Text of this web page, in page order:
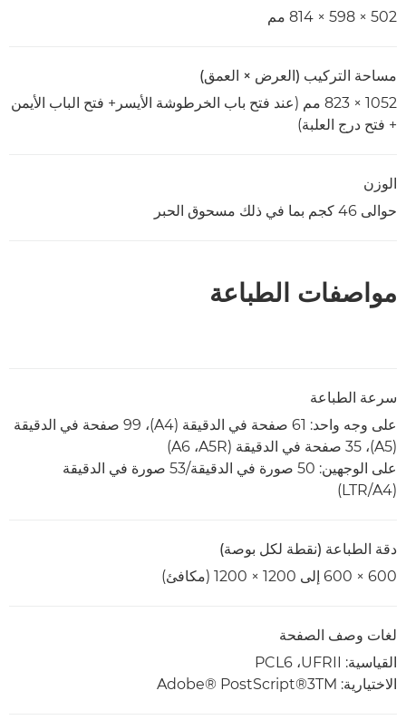
502 × 598 × 814 مم
مساحة التركيب (العرض × العمق)
1052 × 823 مم (عند فتح باب الخرطوشة الأيسر+ فتح الباب الأيمن
+ فتح درج العلبة)
الوزن
حوالى 46 كجم بما في ذلك مسحوق الحبر
مواصفات الطباعة
سرعة الطباعة
على وجه واحد: 61 صفحة في الدقيقة (A4)‏، 99 صفحة في الدقيقة
(A5)‏، 35 صفحة في الدقيقة (A5R،‏ A6)
على الوجهين: 50 صورة في الدقيقة/53 صورة في الدقيقة
(A4‏/LTR)
دقة الطباعة (نقطة لكل بوصة)
600 × 600 إلى 1200 ×‏ 1200 (مكافئ)
لغات وصف الصفحة
القياسية: UFRII، ‏PCL6
الاختيارية: Adobe® PostScript®3TM